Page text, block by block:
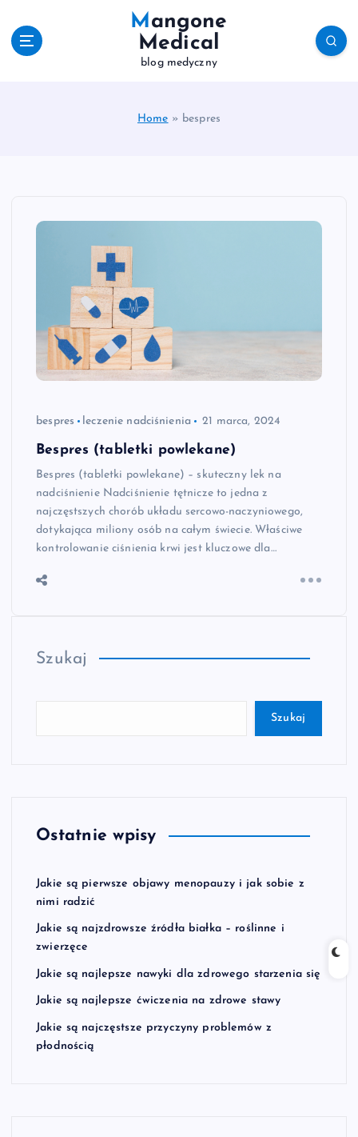
Mangone
Medical
blog medyczny
Home » bespres
bespres leczenie nadciśnienia 21 marca, 2024
Bespres (tabletki powlekane)
Bespres (tabletki powlekane) – skuteczny lek na
nadciśnienie Nadciśnienie tętnicze to jedna z
najczęstszych chorób układu sercowo-naczyniowego,
dotykająca miliony osób na całym świecie. Właściwe
kontrolowanie ciśnienia krwi jest kluczowe dla…
Szukaj
Szukaj
Ostatnie wpisy
Jakie są pierwsze objawy menopauzy i jak sobie z
nimi radzić
Jakie są najzdrowsze źródła białka – roślinne i
zwierzęce
Jakie są najlepsze nawyki dla zdrowego starzenia się
Jakie są najlepsze ćwiczenia na zdrowe stawy
Jakie są najczęstsze przyczyny problemów z
płodnością